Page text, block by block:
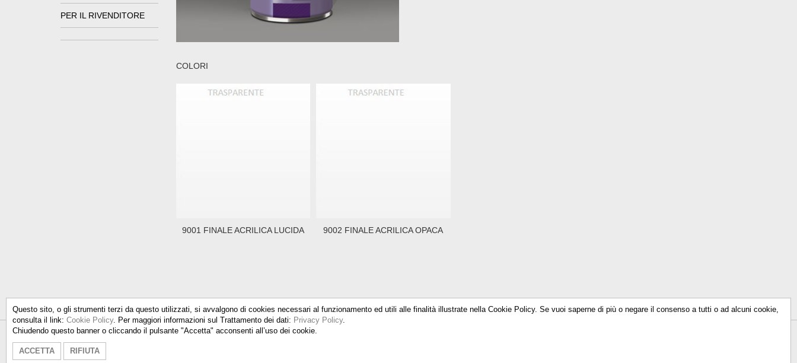
PER IL RIVENDITORE
COLORI
9001 FINALE ACRILICA LUCIDA 9002 FINALE ACRILICA OPACA
Questo sito, o gli strumenti terzi da questo utilizzati, si avvalgono di cookies necessari al funzionamento ed utili alle finalità illustrate nella Cookie Policy. Se vuoi saperne di più o negare il consenso a tutti o ad alcuni cookie,
consulta il link: Cookie Policy. Per maggiori informazioni sul Trattamento dei dati: Privacy Policy.
Chiudendo questo banner o cliccando il pulsante "Accetta" acconsenti all’uso dei cookie.
ACCETTA RIFIUTA